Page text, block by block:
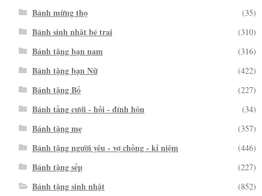
Bánh mừng thọ (35)
Bánh sinh nhật bé trai (310)
Bánh tặng bạn nam (316)
Bánh tặng bạn Nữ (422)
Bánh tặng Bố (227)
Bánh tầng cưới - hỏi - đính hôn (34)
Bánh tặng mẹ (357)
Bánh tặng người yêu - vợ chồng - kỉ niệm (446)
Bánh tặng sếp (227)
Bánh tặng sinh nhật (852)